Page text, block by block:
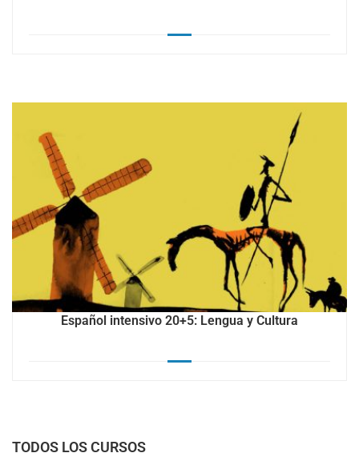
Español intensivo 20+5: Lengua y Cultura
TODOS LOS CURSOS